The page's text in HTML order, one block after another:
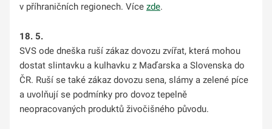
v příhraničních regionech. Více zde.
18. 5.
SVS ode dneška ruší zákaz dovozu zvířat, která mohou
dostat slintavku a kulhavku z Maďarska a Slovenska do
ČR. Ruší se také zákaz dovozu sena, slámy a zelené píce
a uvolňují se podmínky pro dovoz tepelně
neopracovaných produktů živočišného původu.